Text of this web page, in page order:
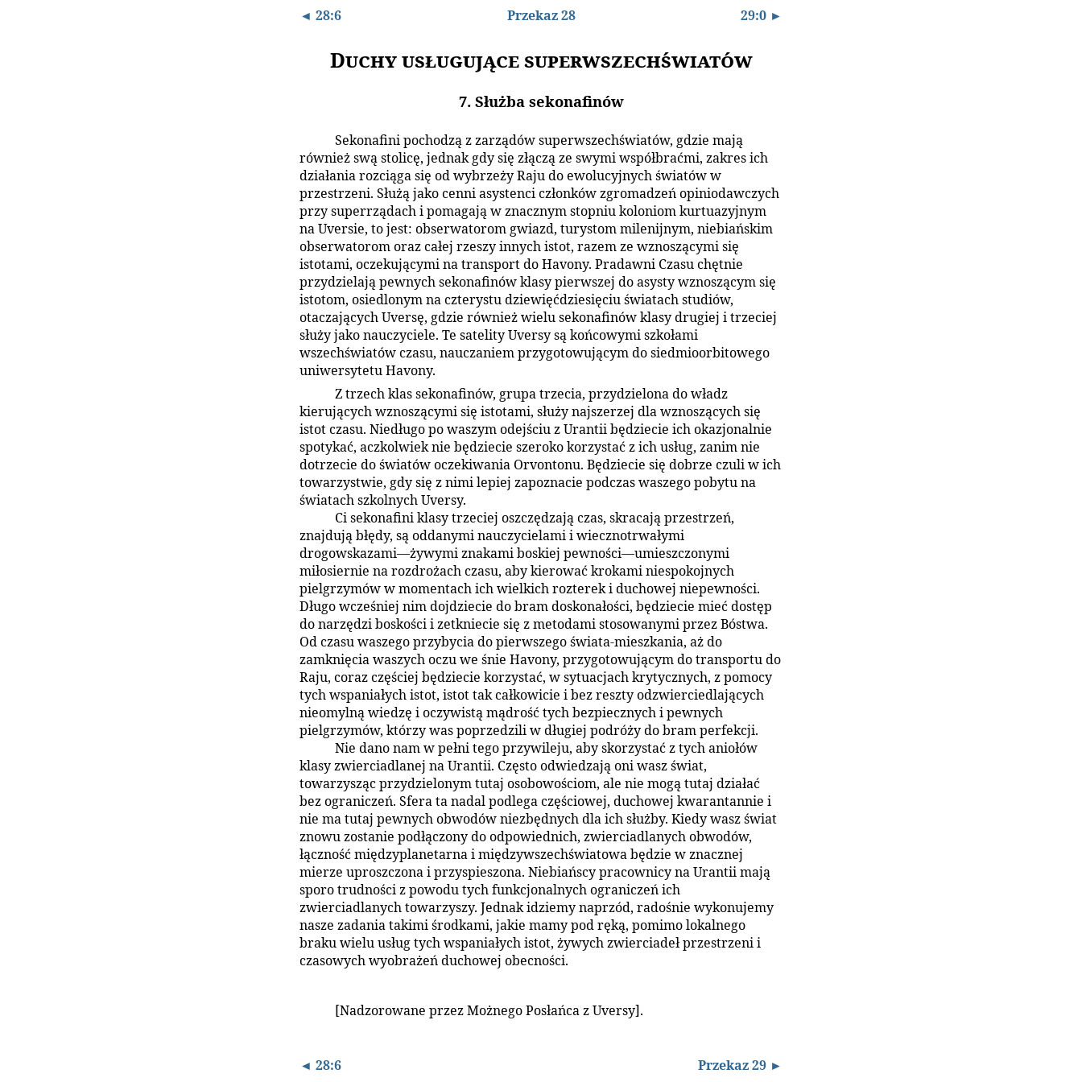
◄ 28:6 Przekaz 28 29:0 ►
Duchy usługujące superwszechświatów
7. Służba sekonafinów
Sekonafini pochodzą z zarządów superwszechświatów, gdzie mają
również swą stolicę, jednak gdy się złączą ze swymi współbraćmi, zakres ich
działania rozciąga się od wybrzeży Raju do ewolucyjnych światów w
przestrzeni. Służą jako cenni asystenci członków zgromadzeń opiniodawczych
przy superrządach i pomagają w znacznym stopniu koloniom kurtuazyjnym
na Uversie, to jest: obserwatorom gwiazd, turystom milenijnym, niebiańskim
obserwatorom oraz całej rzeszy innych istot, razem ze wznoszącymi się
istotami, oczekującymi na transport do Havony. Pradawni Czasu chętnie
przydzielają pewnych sekonafinów klasy pierwszej do asysty wznoszącym się
istotom, osiedlonym na czterystu dziewięćdziesięciu światach studiów,
otaczających Uversę, gdzie również wielu sekonafinów klasy drugiej i trzeciej
służy jako nauczyciele. Te satelity Uversy są końcowymi szkołami
wszechświatów czasu, nauczaniem przygotowującym do siedmioorbitowego
uniwersytetu Havony.
Z trzech klas sekonafinów, grupa trzecia, przydzielona do władz
kierujących wznoszącymi się istotami, służy najszerzej dla wznoszących się
istot czasu. Niedługo po waszym odejściu z Urantii będziecie ich okazjonalnie
spotykać, aczkolwiek nie będziecie szeroko korzystać z ich usług, zanim nie
dotrzecie do światów oczekiwania Orvontonu. Będziecie się dobrze czuli w ich
towarzystwie, gdy się z nimi lepiej zapoznacie podczas waszego pobytu na
światach szkolnych Uversy.
Ci sekonafini klasy trzeciej oszczędzają czas, skracają przestrzeń,
znajdują błędy, są oddanymi nauczycielami i wiecznotrwałymi
drogowskazami—żywymi znakami boskiej pewności—umieszczonymi
miłosiernie na rozdrożach czasu, aby kierować krokami niespokojnych
pielgrzymów w momentach ich wielkich rozterek i duchowej niepewności.
Długo wcześniej nim dojdziecie do bram doskonałości, będziecie mieć dostęp
do narzędzi boskości i zetkniecie się z metodami stosowanymi przez Bóstwa.
Od czasu waszego przybycia do pierwszego świata-mieszkania, aż do
zamknięcia waszych oczu we śnie Havony, przygotowującym do transportu do
Raju, coraz częściej będziecie korzystać, w sytuacjach krytycznych, z pomocy
tych wspaniałych istot, istot tak całkowicie i bez reszty odzwierciedlających
nieomylną wiedzę i oczywistą mądrość tych bezpiecznych i pewnych
pielgrzymów, którzy was poprzedzili w długiej podróży do bram perfekcji.
Nie dano nam w pełni tego przywileju, aby skorzystać z tych aniołów
klasy zwierciadlanej na Urantii. Często odwiedzają oni wasz świat,
towarzysząc przydzielonym tutaj osobowościom, ale nie mogą tutaj działać
bez ograniczeń. Sfera ta nadal podlega częściowej, duchowej kwarantannie i
nie ma tutaj pewnych obwodów niezbędnych dla ich służby. Kiedy wasz świat
znowu zostanie podłączony do odpowiednich, zwierciadlanych obwodów,
łączność międzyplanetarna i międzywszechświatowa będzie w znacznej
mierze uproszczona i przyspieszona. Niebiańscy pracownicy na Urantii mają
sporo trudności z powodu tych funkcjonalnych ograniczeń ich
zwierciadlanych towarzyszy. Jednak idziemy naprzód, radośnie wykonujemy
nasze zadania takimi środkami, jakie mamy pod ręką, pomimo lokalnego
braku wielu usług tych wspaniałych istot, żywych zwierciadeł przestrzeni i
czasowych wyobrażeń duchowej obecności.
[Nadzorowane przez Możnego Posłańca z Uversy].
◄ 28:6 Przekaz 29 ►